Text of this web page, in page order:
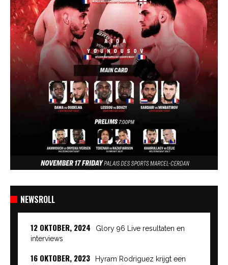
NEWSROLL
12 OKTOBER, 2024
Glory 96 Live resultaten en
interviews
16 OKTOBER, 2023
Hyram Rodriguez krijgt een